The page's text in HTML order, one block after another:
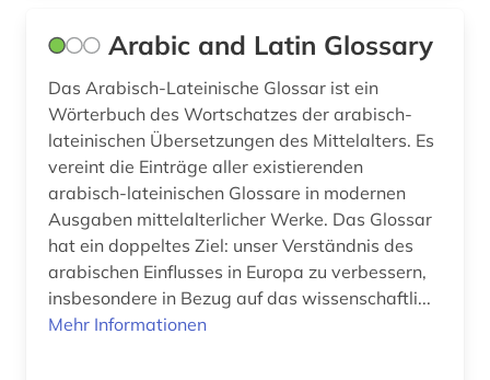
geist (1)
geistesgeschichte (2)
geisteswissenschaft (1)
geisteswissenschaften (42)
gender (1)
generative ki (1)
geografie (2)
Arabic and Latin Glossary
Das Arabisch-Lateinische Glossar ist ein
Wörterbuch des Wortschatzes der arabisch-
lateinischen Übersetzungen des Mittelalters. Es
vereint die Einträge aller existierenden
arabisch-lateinischen Glossare in modernen
Ausgaben mittelalterlicher Werke. Das Glossar
hat ein doppeltes Ziel: unser Verständnis des
arabischen Einflusses in Europa zu verbessern,
insbesondere in Bezug auf das wissenschaftli...
Mehr Informationen